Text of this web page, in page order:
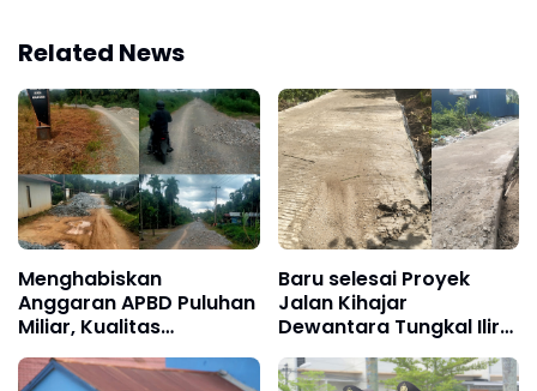
Related News
Menghabiskan
Anggaran APBD Puluhan
Miliar, Kualitas
Peningkatan Jalan Seko
Jadi Sorotan Warga
Baru selesai Proyek
Jalan Kihajar
Dewantara Tungkal Ilir
Dikeluhkan Warga,
Kualitas Dipertanyakan